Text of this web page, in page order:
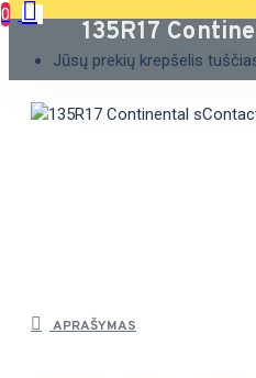
0
Jūsų prekių krepšelis
135R17
APRAŠYMAS